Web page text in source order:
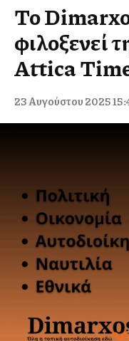
Το
φιλοξενεί
Attica
23 Αυγούστου 2025